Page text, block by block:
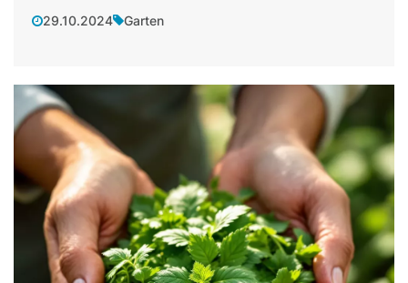
29.10.2024 Garten